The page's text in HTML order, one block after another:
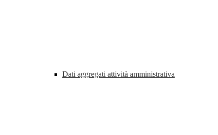
Dati aggregati attività amministrativa